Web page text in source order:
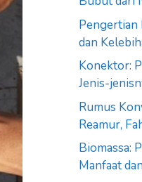
Pengertian
dan
Konektor:
Jenis-
Rumus
Reamur,
Biomassa:
Manfaat